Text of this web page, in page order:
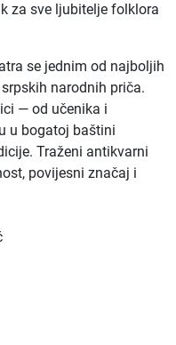
za sve ljubitelje folklora
se jednim od najboljih
narodnih priča.
— od učenika i
u bogatoj baštini
Traženi antikvarni
povijesni značaj i